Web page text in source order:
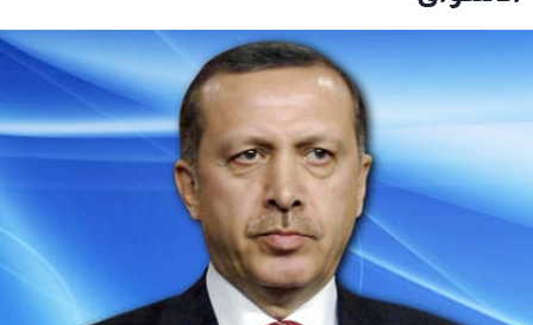
سياسة ناس
إقتصاد
منوعات رياضة
كأس العالم
البرامج